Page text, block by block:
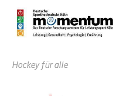
Hockey für alle